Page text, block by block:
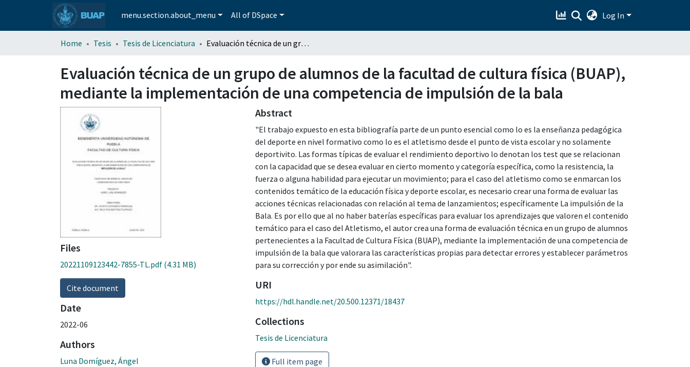
menu.section.about_menu All of DSpace Log In
Home Tesis Tesis de Licenciatura Evaluación técnica de un grupo de alumnos de la facultad de cultura física (BUAP), mediante la implementación de una competencia de impulsión de la bala
Evaluación técnica de un grupo de alumnos de la facultad de cultura física (BUAP),
mediante la implementación de una competencia de impulsión de la bala
Files
20221109123442-7855-TL.pdf (4.31 MB)
Cite document
Date
2022-06
Authors
Luna Domíguez, Ángel
Abstract
"El trabajo expuesto en esta bibliografía parte de un punto esencial como lo es la enseñanza pedagógica
del deporte en nivel formativo como lo es el atletismo desde el punto de vista escolar y no solamente
deportivito. Las formas típicas de evaluar el rendimiento deportivo lo denotan los test que se relacionan
con la capacidad que se desea evaluar en cierto momento y categoría específica, como la resistencia, la
fuerza o alguna habilidad para ejecutar un movimiento; para el caso del atletismo como se enmarcan los
contenidos temático de la educación física y deporte escolar, es necesario crear una forma de evaluar las
acciones técnicas relacionadas con relación al tema de lanzamientos; específicamente La impulsión de la
Bala. Es por ello que al no haber baterías específicas para evaluar los aprendizajes que valoren el contenido
temático para el caso del Atletismo, el autor crea una forma de evaluación técnica en un grupo de alumnos
pertenecientes a la Facultad de Cultura Física (BUAP), mediante la implementación de una competencia de
impulsión de la bala que valorara las características propias para detectar errores y establecer parámetros
para su corrección y por ende su asimilación".
URI
https://hdl.handle.net/20.500.12371/18437
Collections
Tesis de Licenciatura
Full item page